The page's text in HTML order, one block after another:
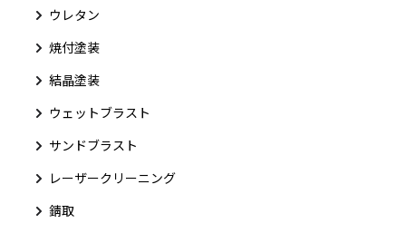
ウレタン
焼付塗装
結晶塗装
ウェットブラスト
サンドブラスト
レーザークリーニング
錆取